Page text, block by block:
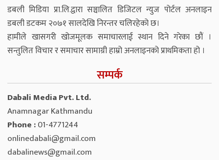
डबली मिडिया प्रा.लि.द्वारा सञ्चालित डिजिटल न्युज पोर्टल अनलाइन
डबली डटकम २०७१ सालदेखि निरन्तर चलिरहेको छ।
हामीले खासगरी खोजमूलक समाचारलाई स्थान दिने गरेका छौं ।
सन्तुलित विचार र समाचार सामाग्री हाम्रो अनलाइनको प्राथमिकता हो ।
सम्पर्क
Dabali Media Pvt. Ltd.
Anamnagar Kathmandu
Phone :01-4771244
onlinedabali@gmail.com
dabalinews@gmail.com